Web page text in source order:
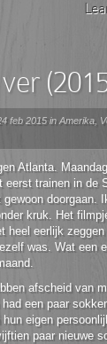
feb 2015 in Amerika
Atlanta.
eerst trainen in de
doorgaan.
kruk. Het
heel eerlijk
was. Wat een
afscheid van
een paar
eigen
paar nieuwe